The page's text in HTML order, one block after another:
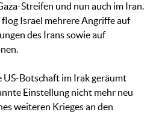
Streifen und nun auch im Iran.
Israel mehrere Angriffe auf
des Irans sowie auf
US-Botschaft im Irak geräumt
Einstellung nicht mehr neu
weiteren Krieges an den